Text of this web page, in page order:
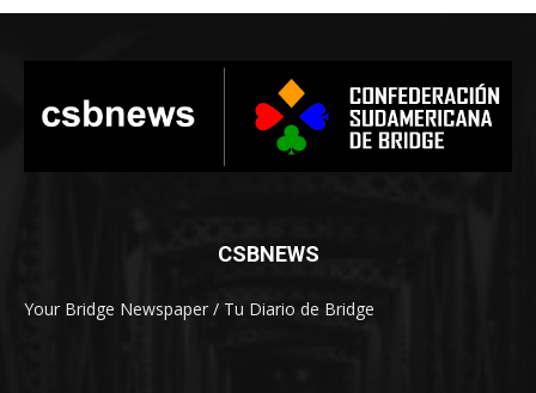
CSBNEWS
Your Bridge Newspaper / Tu Diario de Bridge